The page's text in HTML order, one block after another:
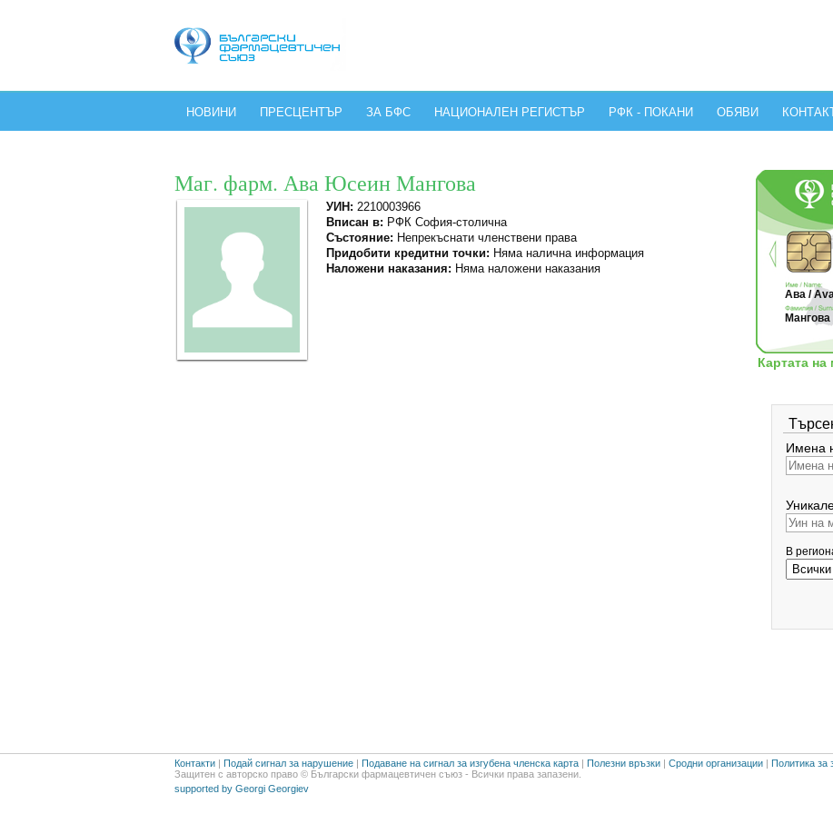
НОВИНИ ПРЕСЦЕНТЪР ЗА БФС НАЦИОНАЛЕН РЕГИСТЪР РФК - ПОКАНИ ОБЯВИ
Маг. фарм. Ава Юсеин Мангова
УИН: 2210003966
Вписан в: РФК София-столична
Състояние: Непрекъснати членствени права
Придобити кредитни точки: Няма налична информация
Наложени наказания: Няма наложени наказания
Ава /
Мангова
Картата
Имена
В
Контакти | Подай сигнал за нарушение | Подаване на сигнал за изгубена членска карта | Полезни връзки | Сродни организации | Политика за
Защитен с авторско право © Български фармацевтичен съюз - Всички права запазени.
supported by Georgi Georgiev